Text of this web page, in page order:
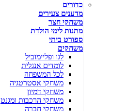
כדורים
מדענים צעירים
משחקי חצר
מתנות לימי הולדת
ספורט ביתי
משחקים
לגו ופליימוביל
לומדים אנגלית
לכל המשפחה
משחקי אסטרטגיה
משחקי דמיון
משחקי הרכבות ומגנט
משחקי חברה